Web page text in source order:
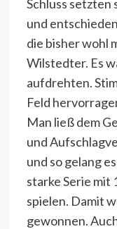
Schluss setzten
und
die bisher wohl
Wilstedter. Es
aufdrehten.
Feld
Man ließ dem
und
und so gelang
starke Serie mit
spielen. Damit
gewonnen.